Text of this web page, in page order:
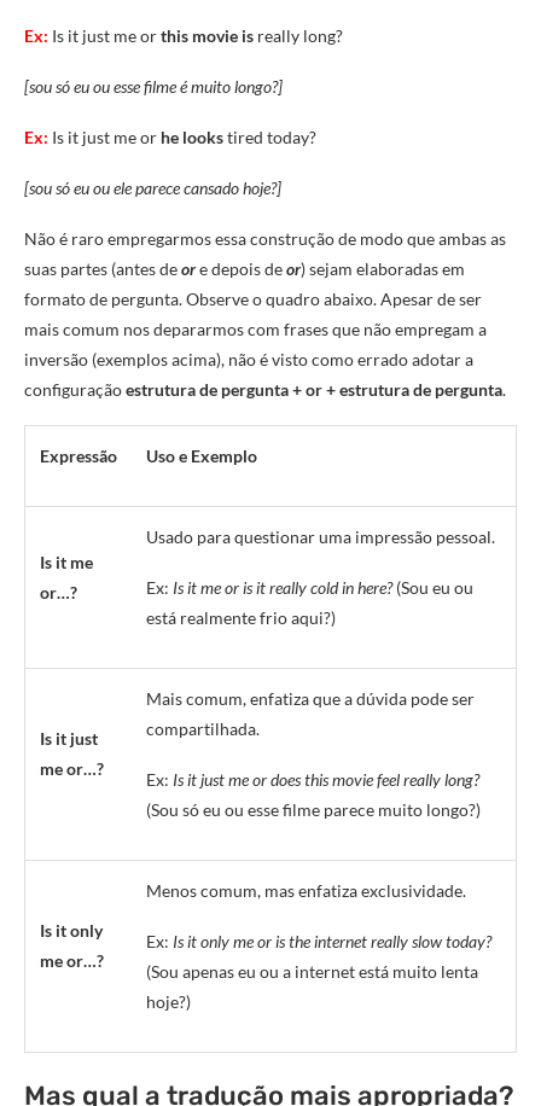
Ex: Is it just me orthis movie is really long?
[sou só eu ou esse filme é muito longo?]
Ex: Is it just me or he lookstired today?
[sou só eu ou ele parece cansado hoje?]
Não é raro empregarmos essa construção de modo que ambas as
suas partes (antes deore depois deor) sejam elaboradas em
formato de pergunta. Observe o quadro abaixo. Apesar de ser
mais comum nos depararmos com frases que não empregam a
inversão (exemplos acima), não é visto como errado adotar a
configuraçãoestrutura de pergunta + or + estrutura de pergunta.
Expressão Uso e Exemplo
Is it me
or…?
Usado para questionar uma impressão pessoal.
Ex: Is it me or is it really cold in here?(Sou eu ou
está realmente frio aqui?)
Is it just
me or…?
Mais comum, enfatiza que a dúvida pode ser
compartilhada.
Ex: Is it just me or does this movie feel really long?
(Sou só eu ou esse filme parece muito longo?)
Is it only
me or…?
Menos comum, mas enfatiza exclusividade.
Ex: Is it only me or is the internet really slow today?
(Sou apenas eu ou a internet está muito lenta
hoje?)
Mas qual a tradução mais apropriada?